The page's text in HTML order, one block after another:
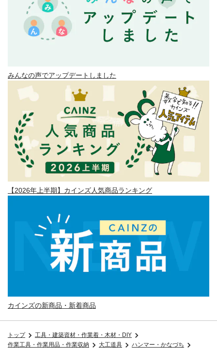
みんなの声でアップデートしました
【2026年上半期】カインズ人気商品ランキング
カインズの新商品・新着商品
トップ
工具・建築資材・作業着・木材・DIY
作業工具・作業用品・作業収納
大工道具
ハンマー・かなづち